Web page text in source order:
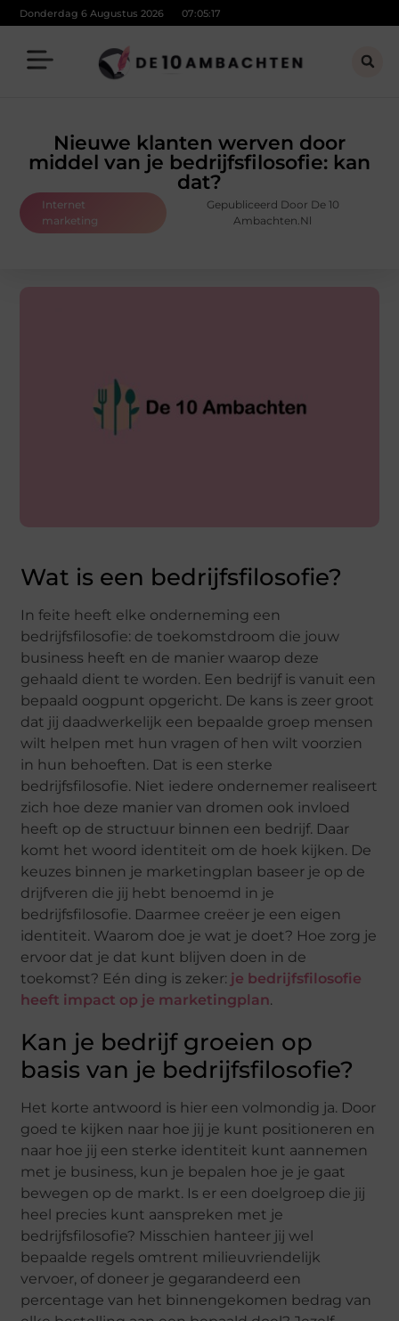
Donderdag 6 Augustus 2026 07:05:18
Nieuwe klanten werven door
middel van je bedrijfsfilosofie: kan
dat?
Internet
marketing
Gepubliceerd Door De 10
Ambachten.nl
Wat is een bedrijfsfilosofie?
In feite heeft elke onderneming een
bedrijfsfilosofie: de toekomstdroom die jouw
business heeft en de manier waarop deze
gehaald dient te worden. Een bedrijf is vanuit een
bepaald oogpunt opgericht. De kans is zeer groot
dat jij daadwerkelijk een bepaalde groep mensen
wilt helpen met hun vragen of hen wilt voorzien
in hun behoeften. Dat is een sterke
bedrijfsfilosofie. Niet iedere ondernemer realiseert
zich hoe deze manier van dromen ook invloed
heeft op de structuur binnen een bedrijf. Daar
komt het woord identiteit om de hoek kijken. De
keuzes binnen je marketingplan baseer je op de
drijfveren die jij hebt benoemd in je
bedrijfsfilosofie. Daarmee creëer je een eigen
identiteit. Waarom doe je wat je doet? Hoe zorg je
ervoor dat je dat kunt blijven doen in de
toekomst? Eén ding is zeker: je bedrijfsfilosofie
heeft impact op je marketingplan.
Kan je bedrijf groeien op
basis van je bedrijfsfilosofie?
Het korte antwoord is hier een volmondig ja. Door
goed te kijken naar hoe jij je kunt positioneren en
naar hoe jij een sterke identiteit kunt aannemen
met je business, kun je bepalen hoe je je gaat
bewegen op de markt. Is er een doelgroep die jij
heel precies kunt aanspreken met je
bedrijfsfilosofie? Misschien hanteer jij wel
bepaalde regels omtrent milieuvriendelijk
vervoer, of doneer je gegarandeerd een
percentage van het binnengekomen bedrag van